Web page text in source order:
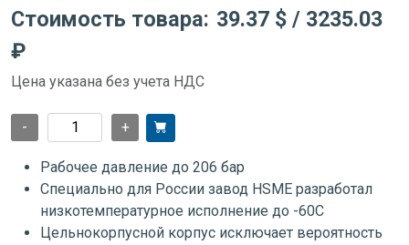
Стоимость товара: 39.37 $ / 3235.03
₽
Цена указана без учета НДС
- +
Рабочее давление до 206 бар
Специально для России завод HSME разработал
низкотемпературное исполнение до -60С
Цельнокорпусной корпус исключает вероятность